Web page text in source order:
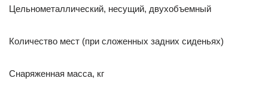
Цельнометаллический, несущий, двухобъемный
Количество мест (при сложенных задних сиденьях)
Снаряженная масса, кг